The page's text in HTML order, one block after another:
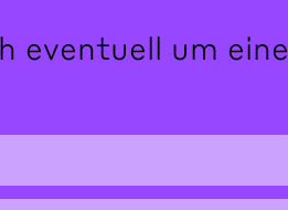
eventuell um eine